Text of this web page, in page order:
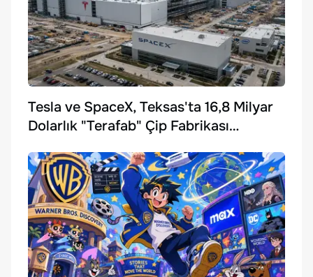
Tesla ve SpaceX, Teksas'ta 16,8 Milyar
Dolarlık "Terafab" Çip Fabrikası